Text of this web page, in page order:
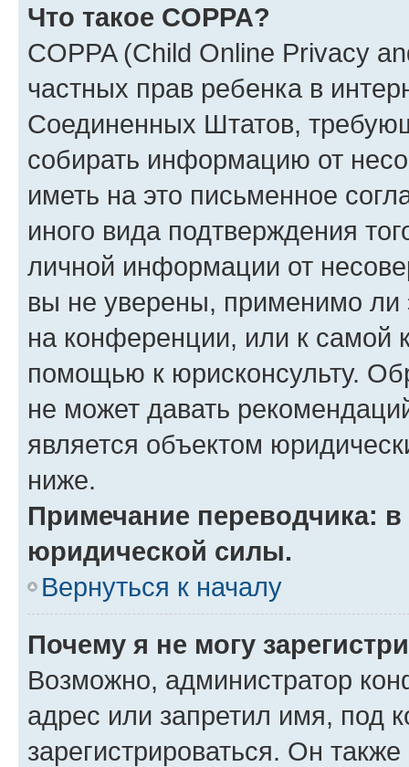
Что такое COPPA?
COPPA (Child Online Privacy
частных прав ребенка в
Соединенных Штатов,
собирать информацию от
иметь на это письменное
иного вида подтверждения
личной информации от
вы не уверены, применимо ли
на конференции, или к самой
помощью к юрисконсульту.
не может давать
является объектом
ниже.
Примечание переводчика:
юридической силы.
Вернуться к началу
Почему я не могу
Возможно, администратор
адрес или запретил имя, под
зарегистрироваться. Он